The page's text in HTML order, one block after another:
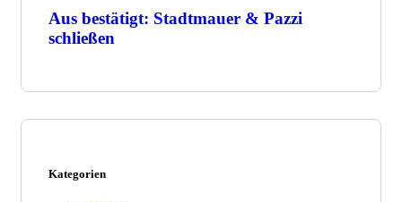
Aus bestätigt: Stadtmauer & Pazzi
schließen
Kategorien